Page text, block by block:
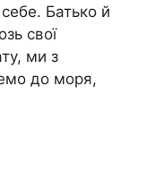
Батько й
свої
ми з
до моря,